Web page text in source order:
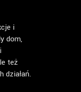
i
dom,
też
działań.